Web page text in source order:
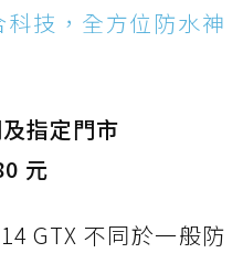
科技，全方位防水神
指定門市
元
GTX 不同於一般防